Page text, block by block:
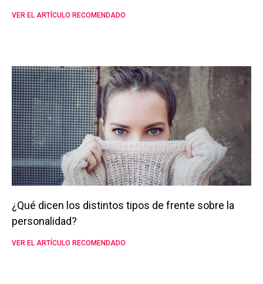
VER EL ARTÍCULO RECOMENDADO
¿Qué dicen los distintos tipos de frente sobre la
personalidad?
VER EL ARTÍCULO RECOMENDADO